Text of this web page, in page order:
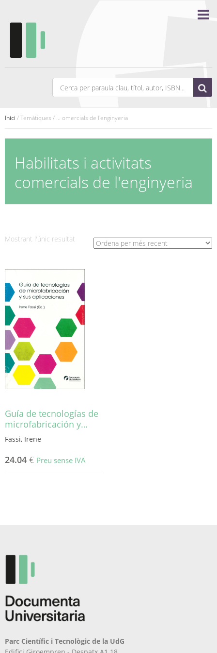
Inici / Temàtiques / ... omercials de l'enginyeria
Habilitats i activitats
comercials de l'enginyeria
Mostrant l'únic resultat
Guía de tecnologías de
microfabricación y…
Fassi, Irene
24.04 € Preu sense IVA
Parc Científic i Tecnològic de la UdG